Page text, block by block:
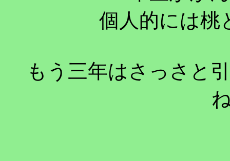
個人的には桃
もう三年はさっさと